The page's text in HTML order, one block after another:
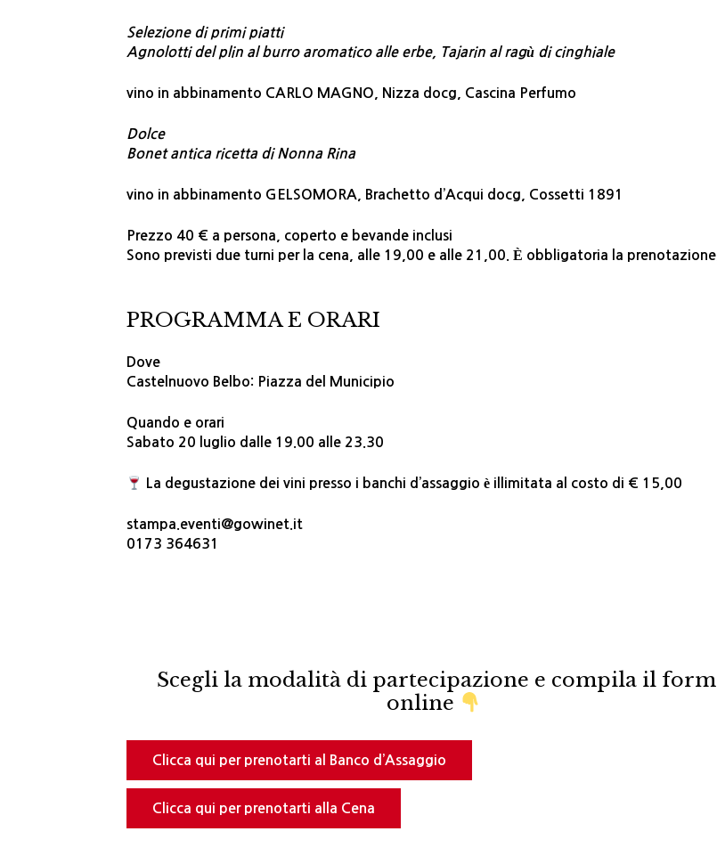
Selezione di primi piatti
Agnolotti del plin al burro aromatico alle erbe, Tajarin al ragù di cinghiale
vino in abbinamento CARLO MAGNO, Nizza docg, Cascina Perfumo
Dolce
Bonet antica ricetta di Nonna Rina
vino in abbinamento GELSOMORA, Brachetto d’Acqui docg, Cossetti 1891
Prezzo 40 € a persona, coperto e bevande inclusi
Sono previsti due turni per la cena, alle 19,00 e alle 21,00. È obbligatoria la prenotazione.
PROGRAMMA E ORARI
Dove
Castelnuovo Belbo: Piazza del Municipio
Quando e orari
Sabato 20 luglio dalle 19.00 alle 23.30
La degustazione dei vini presso i banchi d’assaggio è illimitata al costo di € 15,00
stampa.eventi@gowinet.it
0173 364631
Scegli la modalità di partecipazione e compila il form
online
Clicca qui per prenotarti al Banco d’Assaggio
Clicca qui per prenotarti alla Cena